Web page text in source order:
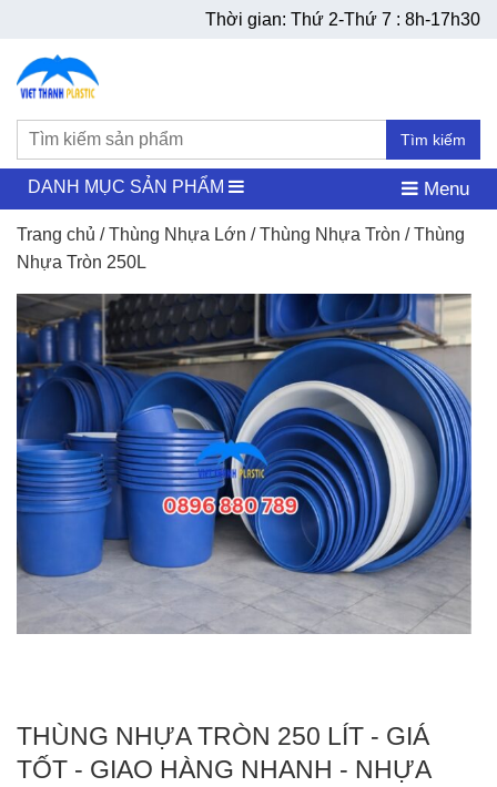
Thời gian: Thứ 2-Thứ 7 : 8h-17h30
Tìm kiếm
DANH MỤC SẢN PHẨM Menu
Trang chủ /Thùng Nhựa Lớn /Thùng Nhựa Tròn / Thùng
Nhựa Tròn 250L
THÙNG NHỰA TRÒN 250 LÍT - GIÁ
TỐT - GIAO HÀNG NHANH - NHỰA